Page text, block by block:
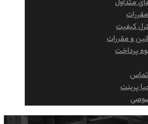
متداول
کیفیت
و مقررات
پرداخت
تماس
پرینت